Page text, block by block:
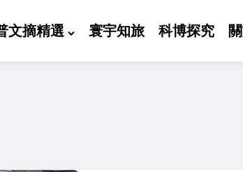
文摘精選 寰宇知旅 科博探究